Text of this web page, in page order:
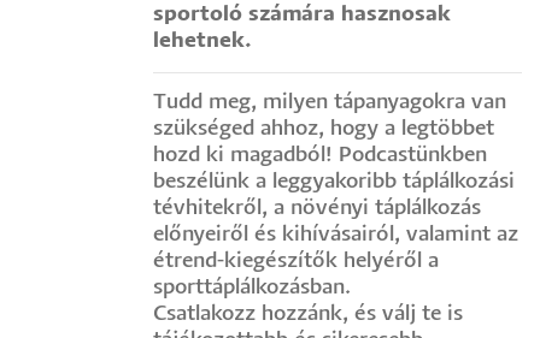
sportoló számára hasznosak
lehetnek.
Tudd meg, milyen tápanyagokra van
szükséged ahhoz, hogy a legtöbbet
hozd ki magadból! Podcastünkben
beszélünk a leggyakoribb táplálkozási
tévhitekről, a növényi táplálkozás
előnyeiről és kihívásairól, valamint az
étrend-kiegészítők helyéről a
sporttáplálkozásban.
Csatlakozz hozzánk, és válj te is